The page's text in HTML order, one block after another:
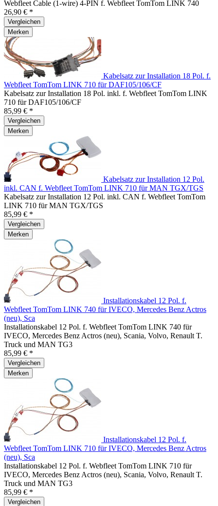
Webfleet Cable (1-wire) 4-PIN f. Webfleet TomTom LINK 740
26,90 € *
Vergleichen
Merken
Kabelsatz zur Installation 18 Pol. f.
Webfleet TomTom LINK 710 für DAF105/106/CF
Kabelsatz zur Installation 18 Pol. inkl. f. Webfleet TomTom LINK
710 für DAF105/106/CF
85,99 € *
Vergleichen
Merken
Kabelsatz zur Installation 12 Pol.
inkl. CAN f. Webfleet TomTom LINK 710 für MAN TGX/TGS
Kabelsatz zur Installation 12 Pol. inkl. CAN f. Webfleet TomTom
LINK 710 für MAN TGX/TGS
85,99 € *
Vergleichen
Merken
Installationskabel 12 Pol. f.
Webfleet TomTom LINK 740 für IVECO, Mercedes Benz Actros
(neu), Sca
Installationskabel 12 Pol. f. Webfleet TomTom LINK 740 für
IVECO, Mercedes Benz Actros (neu), Scania, Volvo, Renault T.
Truck und MAN TG3
85,99 € *
Vergleichen
Merken
Installationskabel 12 Pol. f.
Webfleet TomTom LINK 710 für IVECO, Mercedes Benz Actros
(neu), Sca
Installationskabel 12 Pol. f. Webfleet TomTom LINK 710 für
IVECO, Mercedes Benz Actros (neu), Scania, Volvo, Renault T.
Truck und MAN TG3
85,99 € *
Vergleichen